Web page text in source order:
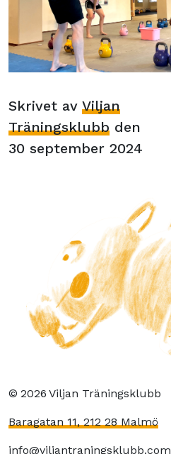
Skrivet av Viljan
Träningsklubb den
30 september 2024
© 2026 Viljan Träningsklubb
Baragatan 11, 212 28 Malmö
info@viljantraningsklubb.com